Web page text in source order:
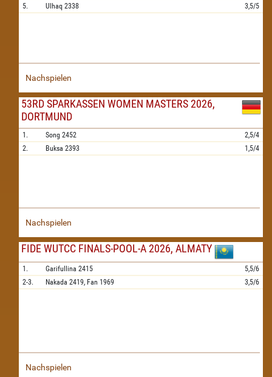
5.
Ulhaq 2338 3,5/5
Nachspielen
53RD SPARKASSEN WOMEN MASTERS 2026,
DORTMUND
1. Song 2452
2,5/4
2.
Buksa 2393 1,5/4
Nachspielen
FIDE WUTCC FINALS-POOL-A 2026, ALMATY
1. Garifullina 2415
5,5/6
2-3.
Nakada 2419, Fan 1969 3,5/6
Nachspielen